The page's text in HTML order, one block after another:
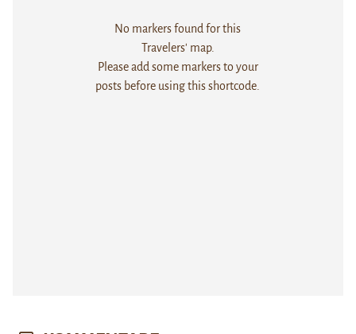
No markers found for this
Travelers' map.
Please add some markers to your
posts before using this shortcode.